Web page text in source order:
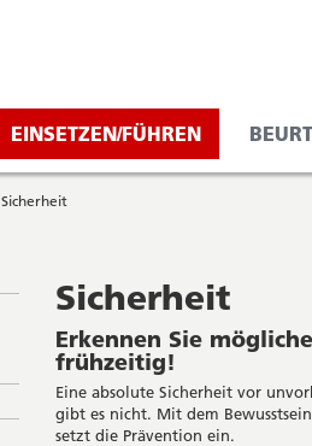
EINSETZEN/FÜHREN
Sicherheit
Sicherheit
Erkennen Sie
frühzeitig!
Eine absolute Sicherheit vor
gibt es nicht. Mit dem
setzt die Prävention ein.